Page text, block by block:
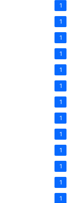
1
1
1
1
1
1
1
1
1
1
1
1
1